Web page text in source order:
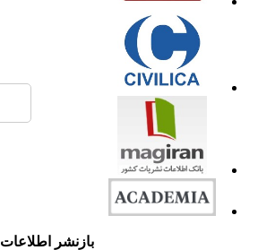
بازنشر اطلاعات